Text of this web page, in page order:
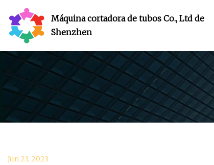
Máquina cortadora de tubos Co., Ltd de
Shenzhen
Jun 23, 2023